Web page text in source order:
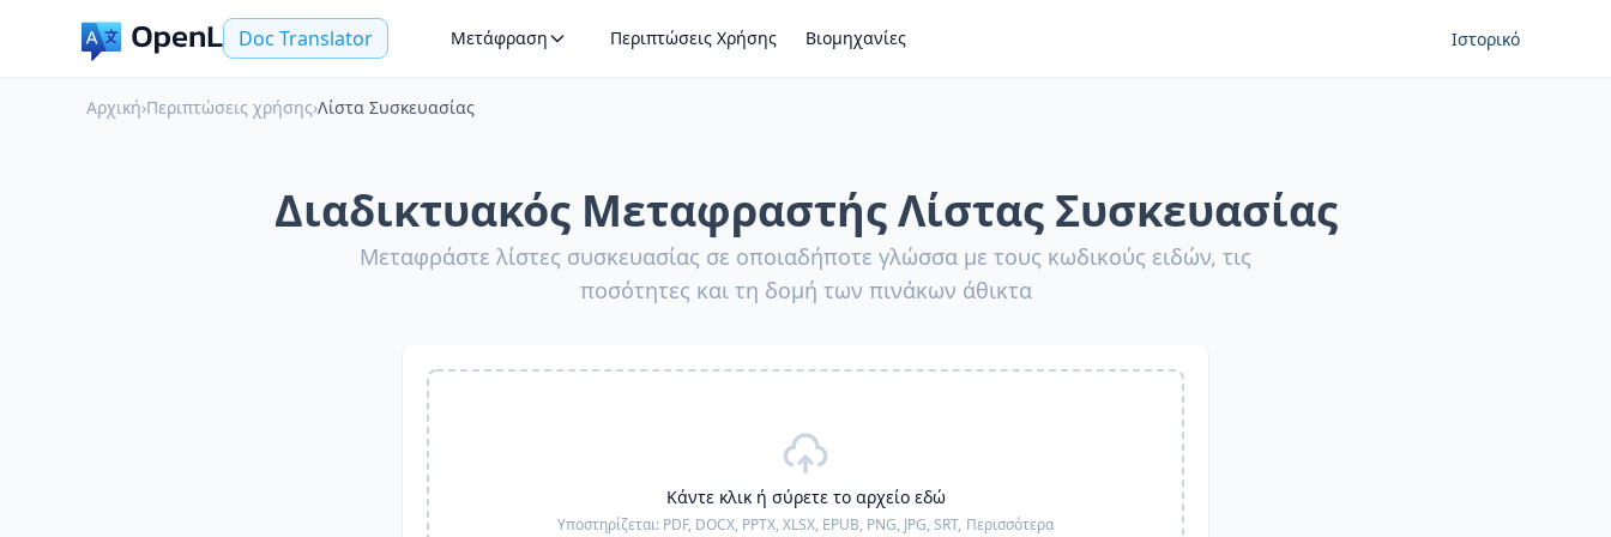
Doc Translator Μετάφραση Περιπτώσεις Χρήσης Βιομηχανίες Ιστορικό
Αρχική›Περιπτώσεις χρήσης›Λίστα Συσκευασίας
Διαδικτυακός Μεταφραστής Λίστας Συσκευασίας
Μεταφράστε λίστες συσκευασίας σε οποιαδήποτε γλώσσα με τους κωδικούς ειδών, τις
ποσότητες και τη δομή των πινάκων άθικτα
Κάντε κλικ ή σύρετε το αρχείο εδώ
Υποστηρίζεται: PDF, DOCX, PPTX, XLSX, EPUB, PNG, JPG, SRT, Περισσότερα